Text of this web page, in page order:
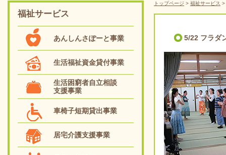
福祉サービス
あんしんさぽーと事業
生活福祉資金貸付事業
生活困窮者自立相談
支援事業
車椅子短期貸出事業
居宅介護支援事業
トップページ > 福祉サービス >
5/22 フラダ